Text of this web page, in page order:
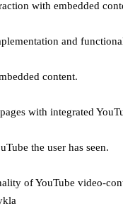
with embedded
and
content.
with integrated
the user has seen.
of YouTube video-